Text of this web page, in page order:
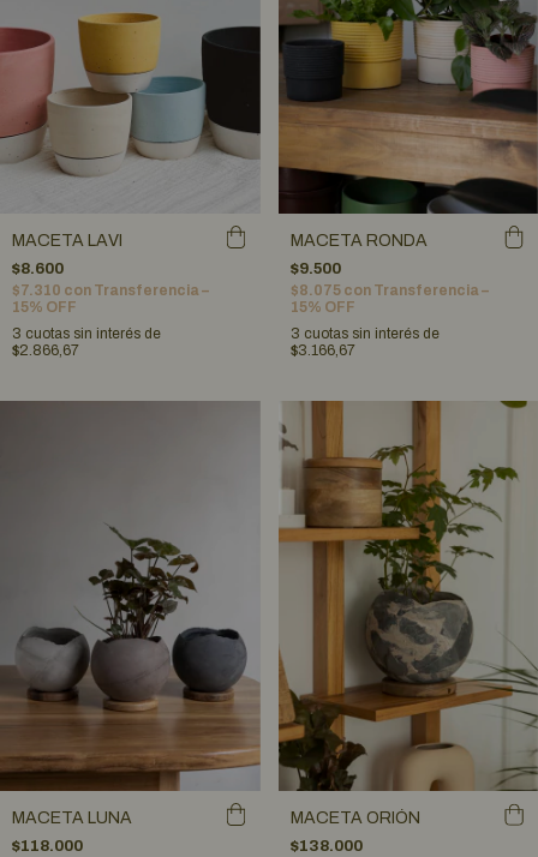
MACETA LAVI
$8.600
$7.310 con Transferencia –
15% OFF
3 cuotas sin interés de
$2.866,67
MACETA RONDA
$9.500
$8.075 con Transferencia –
15% OFF
3 cuotas sin interés de
$3.166,67
MACETA LUNA
$118.000
MACETA ORIÓN
$138.000